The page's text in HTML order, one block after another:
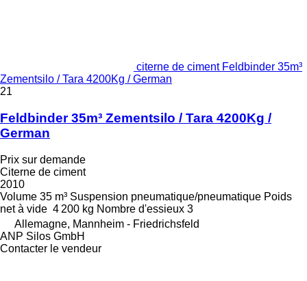
citerne de ciment Feldbinder 35m³
Zementsilo / Tara 4200Kg / German
21
Feldbinder 35m³ Zementsilo / Tara 4200Kg /
German
Prix sur demande
Citerne de ciment
2010
Volume 35 m³ Suspension pneumatique/pneumatique Poids
net à vide 4 200 kg Nombre d'essieux 3
Allemagne, Mannheim - Friedrichsfeld
ANP Silos GmbH
Contacter le vendeur